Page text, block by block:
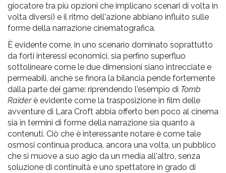
giocatore tra più opzioni che implicano scenari di volta in
volta diversi) e il ritmo dell'azione abbiano influito sulle
forme della narrazione cinematografica.
È evidente come, in uno scenario dominato soprattutto
da forti interessi economici, sia perfino superfluo
sottolineare come le due dimensioni siano intrecciate e
permeabili, anche se finora la bilancia pende fortemente
dalla parte dei game: riprendendo l'esempio di Tomb
Raiderè evidente come la trasposizione in film delle
avventure di Lara Croft abbia offerto ben poco al cinema
sia in termini di forme della narrazione sia quanto a
contenuti. Ciò che è interessante notare è come tale
osmosi continua produca, ancora una volta, un pubblico
che si muove a suo agio da un media all'altro, senza
soluzione di continuità e uno spettatore in grado di